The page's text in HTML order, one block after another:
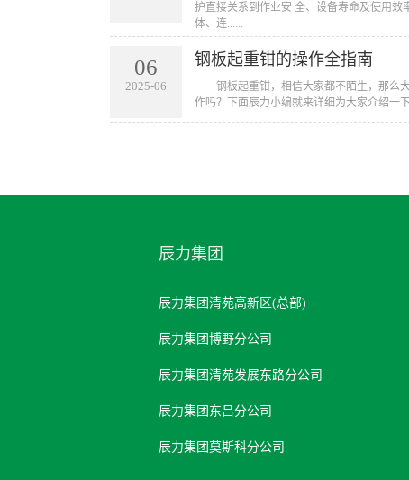
护直接关系到作业安 全、设备寿命及使用
体、连......
06
2025-06
钢板起重钳的操作全指南
钢板起重钳，相信大家都不陌生，那么
作吗？下面辰力小编就来详细为大家介绍一
辰力集团
辰力集团清苑高新区(总部)
辰力集团博野分公司
辰力集团清苑发展东路分公司
辰力集团东吕分公司
辰力集团莫斯科分公司